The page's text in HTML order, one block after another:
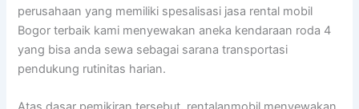
perusahaan yang memiliki spesalisasi jasa rental mobil
Bogor terbaik kami menyewakan aneka kendaraan roda 4
yang bisa anda sewa sebagai sarana transportasi
pendukung rutinitas harian.